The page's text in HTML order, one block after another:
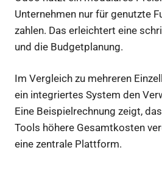
Unternehmen nur für genutzte
zahlen. Das erleichtert eine
und die Budgetplanung.
Im Vergleich zu mehreren
ein integriertes System den
Eine Beispielrechnung zeigt,
Tools höhere Gesamtkosten
eine zentrale Plattform.